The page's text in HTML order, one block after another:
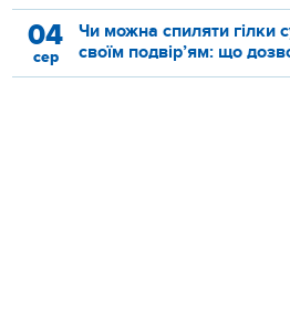
04
сер
Чи можна спиляти гілки
своїм подвір’ям: що